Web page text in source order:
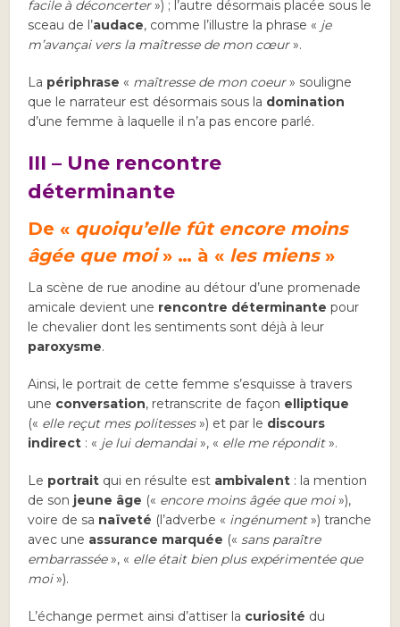
facile à déconcerter») ; l’autre désormais placée sous le
sceau de l’audace, comme l’illustre la phrase « je
m’avançai vers la maîtresse de mon cœur».
La périphrase « maîtresse de mon coeur» souligne
que le narrateur est désormais sous la domination
d’une femme à laquelle il n’a pas encore parlé.
III – Une rencontre
déterminante
De « quoiqu’elle fût encore moins
âgée que moi» … à « les miens»
La scène de rue anodine au détour d’une promenade
amicale devient une rencontre déterminante pour
le chevalier dont les sentiments sont déjà à leur
paroxysme.
Ainsi, le portrait de cette femme s’esquisse à travers
une conversation, retranscrite de façon elliptique
(« elle reçut mes politesses») et par le discours
indirect : « je lui demandai», « elle me répondit».
Le portrait qui en résulte est ambivalent : la mention
de son jeune âge (« encore moins âgée que moi»),
voire de sa naïveté (l’adverbe « ingénument») tranche
avec une assurance marquée (« sans paraître
embarrassée», « elle était bien plus expérimentée que
moi»).
L’échange permet ainsi d’attiser la curiosité du